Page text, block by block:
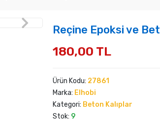
Reçine Epoksi ve
180,00 TL
Ürün Kodu: 27861
Marka: Elhobi
Kategori: Beton Kalıplar
Stok: 9